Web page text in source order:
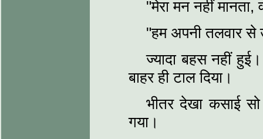
"मेरा मन नहीं
"हम अपनी तलवार
ज्यादा बहस नहीं
बाहर ही टाल दिया।
भीतर देखा कसाई
गया।